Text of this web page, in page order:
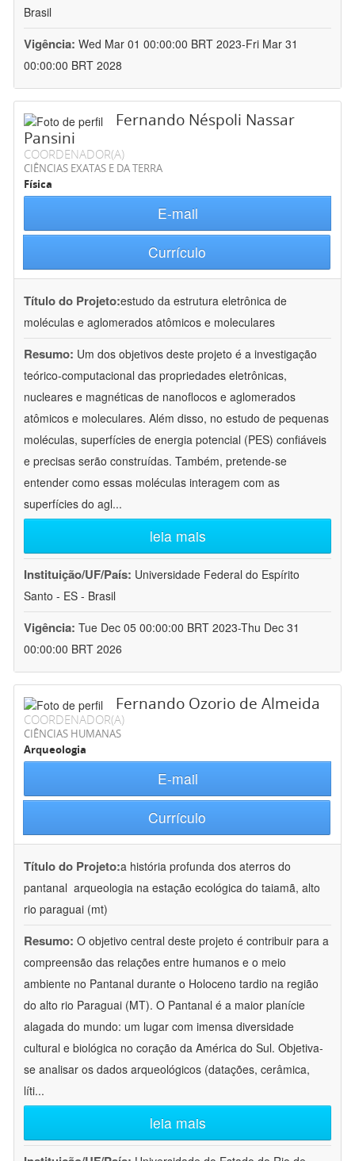
Brasil
Vigência: Wed Mar 01 00:00:00 BRT 2023-Fri Mar 31
00:00:00 BRT 2028
Fernando Néspoli Nassar
Pansini
COORDENADOR(A)
CIÊNCIAS EXATAS E DA TERRA
Física
E-mail
Currículo
Título do Projeto:estudo da estrutura eletrônica de
moléculas e aglomerados atômicos e moleculares
Resumo: Um dos objetivos deste projeto é a investigação
teórico-computacional das propriedades eletrônicas,
nucleares e magnéticas de nanoflocos e aglomerados
atômicos e moleculares. Além disso, no estudo de pequenas
moléculas, superfícies de energia potencial (PES) confiáveis
e precisas serão construídas. Também, pretende-se
entender como essas moléculas interagem com as
superfícies do agl...
leia mais
Instituição/UF/País: Universidade Federal do Espírito
Santo - ES - Brasil
Vigência: Tue Dec 05 00:00:00 BRT 2023-Thu Dec 31
00:00:00 BRT 2026
Fernando Ozorio de Almeida
COORDENADOR(A)
CIÊNCIAS HUMANAS
Arqueologia
E-mail
Currículo
Título do Projeto:a história profunda dos aterros do
pantanal  arqueologia na estação ecológica do taiamã, alto
rio paraguai (mt)
Resumo: O objetivo central deste projeto é contribuir para a
compreensão das relações entre humanos e o meio
ambiente no Pantanal durante o Holoceno tardio na região
do alto rio Paraguai (MT). O Pantanal é a maior planície
alagada do mundo: um lugar com imensa diversidade
cultural e biológica no coração da América do Sul. Objetiva-
se analisar os dados arqueológicos (datações, cerâmica,
líti...
leia mais